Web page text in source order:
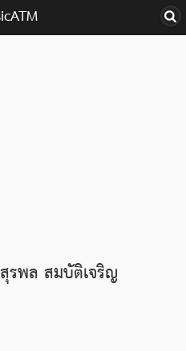
รพล สมบัติเจริญ